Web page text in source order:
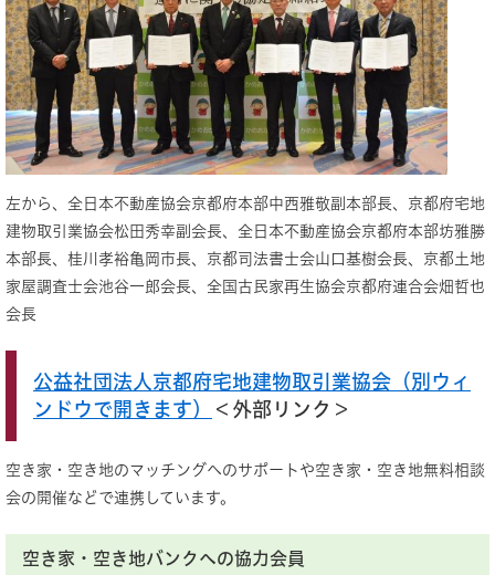
左から、全日本不動産協会京都府本部中西雅敬副本部長、京都府宅地
建物取引業協会松田秀幸副会長、全日本不動産協会京都府本部坊雅勝
本部長、桂川孝裕亀岡市長、京都司法書士会山口基樹会長、京都土地
家屋調査士会池谷一郎会長、全国古民家再生協会京都府連合会畑哲也
会長
公益社団法人京都府宅地建物取引業協会（別ウィ
ンドウで開きます）
＜外部リンク＞
空き家・空き地のマッチングへのサポートや空き家・空き地無料相談
会の開催などで連携しています。
空き家・空き地バンクへの協力会員